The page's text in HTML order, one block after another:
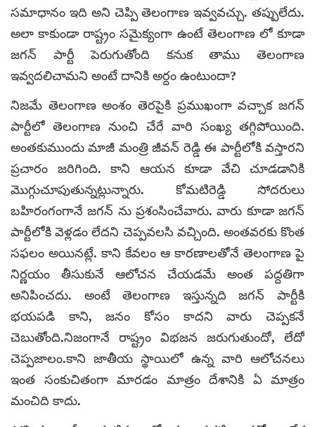
సమాధానం ఇది అని చెప్పి తెలంగాణ ఇవ్వవచ్చు. తప్పులేదు.
అలా కాకుండా రాష్ట్రం సమైక్యంగా ఉంటే తెలంగాణ లో కూడా
జగన్ పార్టీ పెరుగుతోంది కనుక తాము తెలంగాణ
ఇవ్వదలిచామని అంటే దానికి అర్దం ఉంటుందా?
నిజమే తెలంగాణ అంశం తెరపైకి ప్రముఖంగా వచ్చాక జగన్
పార్టీలో తెలంగాణ నుంచి చేరే వారి సంఖ్య తగ్గిపోయింది.
అంతకుముందు మాజీ మంత్రి జీవన్ రెడ్డి ఈ పార్టీలోకి వస్తారని
ప్రచారం జరిగింది. కాని ఆయన కూడా వేచి చూడడానికి
మొగ్గుచూపుతున్నట్లున్నారు. కోమటిరెడ్డి సోదరులు
బహిరంగంగానే జగన్ ను ప్రశంసించేవారు. వారు కూడా జగన్
పార్టీలోకి వెళ్లడం లేదని చెప్పవలసి వచ్చింది. అంతవరకు కొంత
సఫలం అయినట్లే. కాని కేవలం ఆ కారణాలతోనే తెలంగాణ పై
నిర్ణయం తీసుకునే ఆలోచన చేయడమే అంత పద్దతిగా
అనిపించదు. అంటే తెలంగాణ ఇస్తున్నది జగన్ పార్టీకి
భయపడి కాని, జనం కోసం కాదని వారు చెప్పకనే
చెబుతోంది.నిజంగానే రాష్ట్రం విభజన జరుగుతుందో, లేదో
చెప్పజాలం.కాని జాతీయ స్థాయిలో ఉన్న వారి ఆలోచనలు
ఇంత సంకుచితంగా మారడం మాత్రం దేశానికి ఏ మాత్రం
మంచిది కాదు.